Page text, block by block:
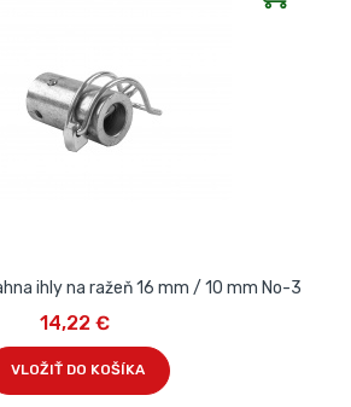
ihly na ražeň 16 mm / 10 mm No-3
14,22 €
VLOŽIŤ DO KOŠÍKA